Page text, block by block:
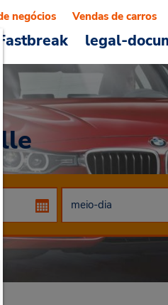
Fastbreak legal-
negócios Vendas de carros